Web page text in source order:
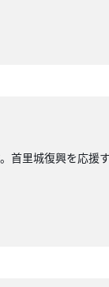
里城復興を応援